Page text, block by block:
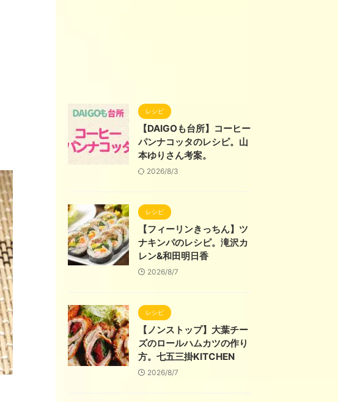
レシピ
【DAIGOも台所】コーヒー
パンナコッタのレシピ。山
本ゆりさん考案。
2026/8/3
レシピ
【フィーリンきっちん】ツ
ナキンパのレシピ。滝沢カ
レン&和田明日香
2026/8/7
レシピ
【ノンストップ】大葉チー
ズのロールハムカツの作り
方。七五三掛KITCHEN
2026/8/7